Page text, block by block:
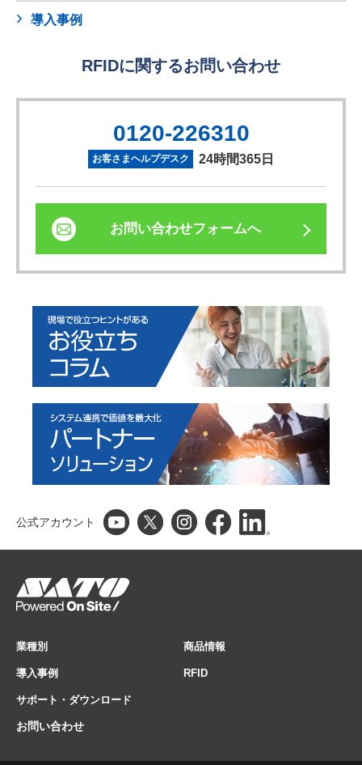
導入事例
RFIDに関するお問い合わせ
0120-226310
お客さまヘルプデスク 24時間365日
お問い合わせフォームへ
公式アカウント
業種別 商品情報
導入事例 RFID
サポート・ダウンロード
お問い合わせ